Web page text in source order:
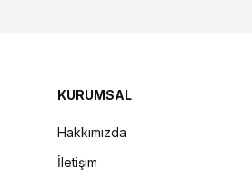
KURUMSAL
Hakkımızda
İletişim